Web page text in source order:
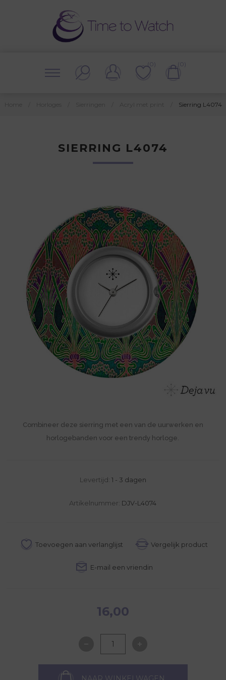
(0) (0)
Sierring L4074
SIERRING L4074
Combineer deze sierring met een van de uurwerken en
horlogebanden voor een trendy horloge.
Levertijd: 1 - 3 dagen
Artikelnummer: DJV-L4074
16,00